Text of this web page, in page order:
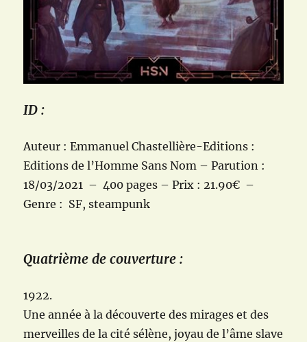
ID :
Auteur : Emmanuel Chastellière-Editions :
Editions de l’Homme Sans Nom – Parution :
18/03/2021 – 400 pages – Prix : 21.90€ –
Genre : SF, steampunk
Quatrième de couverture :
1922.
Une année à la découverte des mirages et des
merveilles de la cité sélène, joyau de l’âme slave